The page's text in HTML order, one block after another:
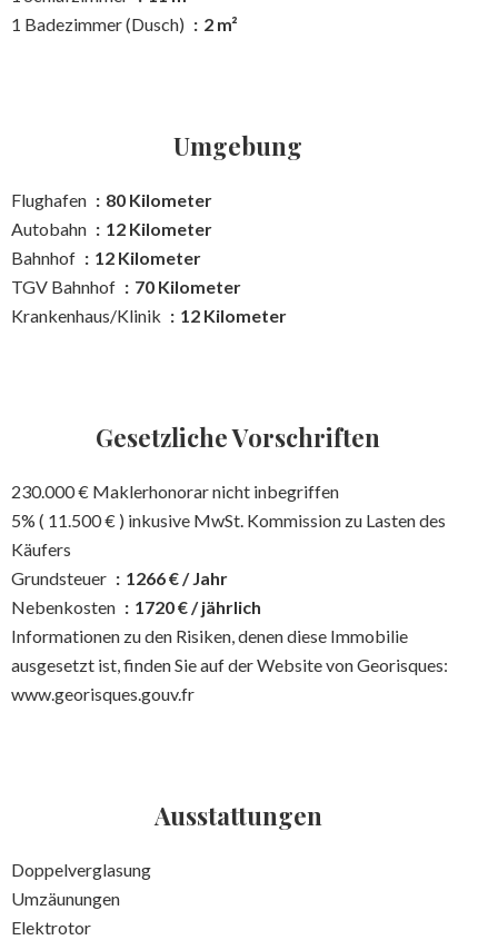
1 Badezimmer (Dusch)
2 m²
Umgebung
Flughafen
80 Kilometer
Autobahn
12 Kilometer
Bahnhof
12 Kilometer
TGV Bahnhof
70 Kilometer
Krankenhaus/Klinik
12 Kilometer
Gesetzliche Vorschriften
230.000 € Maklerhonorar nicht inbegriffen
5% ( 11.500 € ) inkusive MwSt. Kommission zu Lasten des
Käufers
Grundsteuer
1266 € / Jahr
Nebenkosten
1720 € / jährlich
Informationen zu den Risiken, denen diese Immobilie
ausgesetzt ist, finden Sie auf der Website von Georisques:
www.georisques.gouv.fr
Ausstattungen
Doppelverglasung
Umzäunungen
Elektrotor